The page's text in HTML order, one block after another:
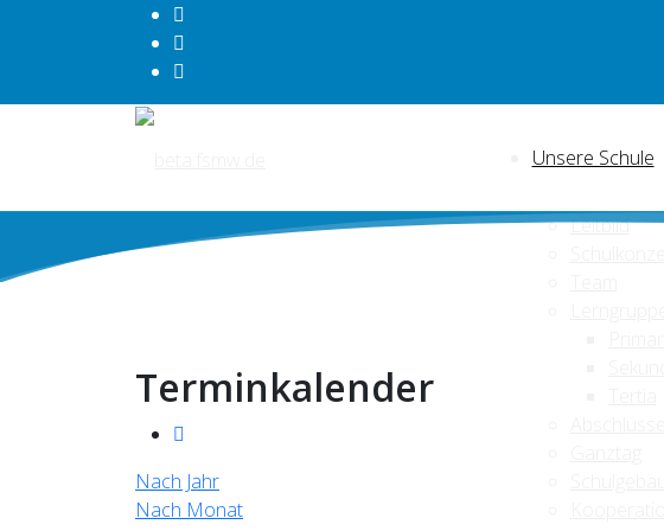
Unsere Schule
Leitbild
Terminkalender
Nach Jahr
Nach Monat